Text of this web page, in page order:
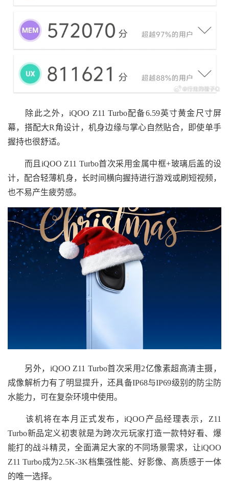
除此之外，iQOO Z11 Turbo配备6.59英寸黄金尺寸屏
幕，搭配大R角设计，机身边缘与掌心自然贴合，即使单手
握持也很舒适。
而且iQOO Z11 Turbo首次采用金属中框+玻璃后盖的设
计，配合轻薄机身，长时间横向握持进行游戏或刷短视频，
也不易产生疲劳感。
另外，iQOO Z11 Turbo首次采用2亿像素超高清主摄，
成像解析力有了明显提升，还具备IP68与IP69级别的防尘防
水能力，可在复杂环境中使用。
该机将在本月正式发布，​iQOO产品经理表示，Z11
Turbo新品定义初衷就是为跨次元玩家打造一款特好看、爆
能打的战斗精灵，全面满足大家的不同场景需求，让iQOO
Z11 Turbo成为2.5K-3K档集强性能、好影像、高质感于一体
的唯一选择。